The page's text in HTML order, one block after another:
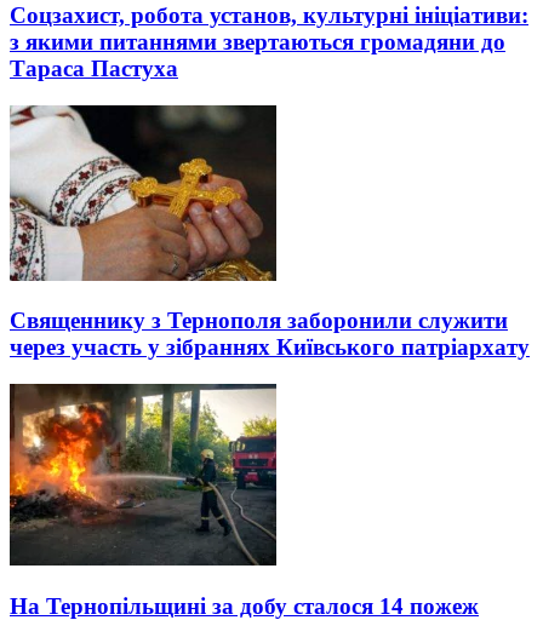
Соцзахист, робота установ, культурні ініціативи:
з якими питаннями звертаються громадяни до
Тараса Пастуха
Священнику з Тернополя заборонили служити
через участь у зібраннях Київського патріархату
На Тернопільщині за добу сталося 14 пожеж